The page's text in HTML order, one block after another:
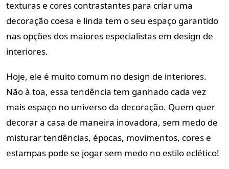
texturas e cores contrastantes para criar uma
decoração coesa e linda tem o seu espaço garantido
nas opções dos maiores especialistas em design de
interiores.
Hoje, ele é muito comum no design de interiores.
Não à toa, essa tendência tem ganhado cada vez
mais espaço no universo da decoração. Quem quer
decorar a casa de maneira inovadora, sem medo de
misturar tendências, épocas, movimentos, cores e
estampas pode se jogar sem medo no estilo eclético!